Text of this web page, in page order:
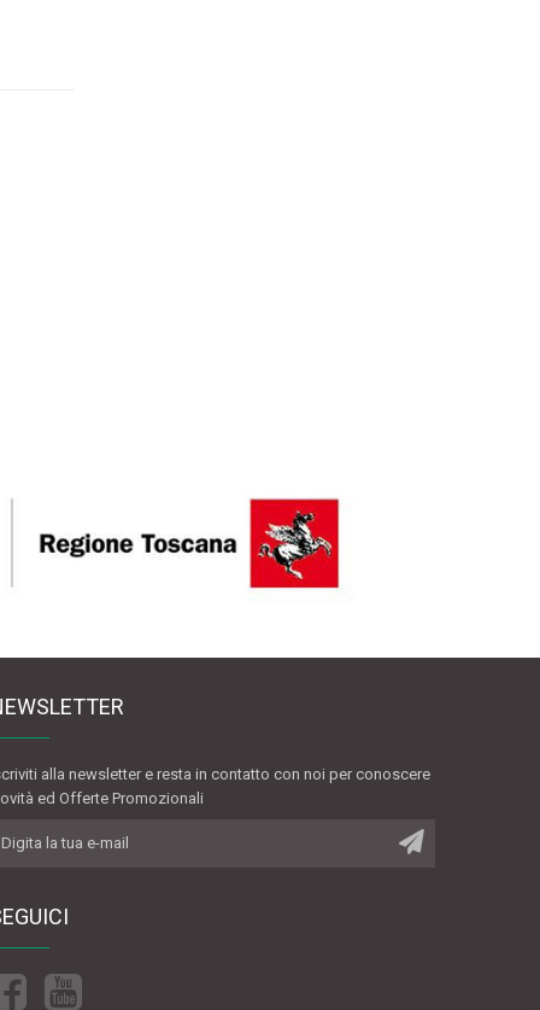
alla newsletter e resta in contatto con noi per conoscere
ed Offerte Promozionali